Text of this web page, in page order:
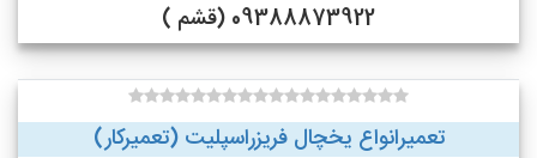
09388873922 (قشم )
تعمیرانواع یخچال فریزراسپلیت (تعمیرکار)